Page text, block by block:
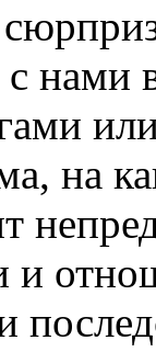
нами
на
и